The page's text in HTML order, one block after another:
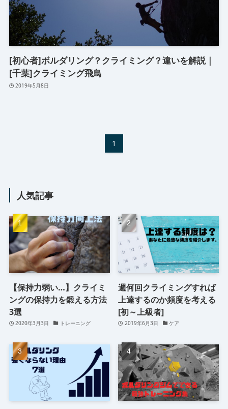
[初心者]ボルダリング？クライミング？違いを解説｜
[千葉]クライミング飛鳥
2019年5月8日
1
人気記事
【保持力弱い…】クライミ
ングの保持力を鍛える方法
3選
2020年3月3日 トレーニング
週何回クライミングすれば
上達するのか頻度を考える
[初～上級者]
2019年6月3日 ケア